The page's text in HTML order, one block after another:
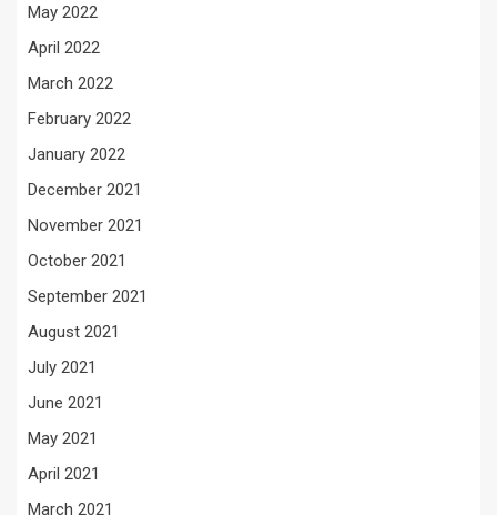
May 2022
April 2022
March 2022
February 2022
January 2022
December 2021
November 2021
October 2021
September 2021
August 2021
July 2021
June 2021
May 2021
April 2021
March 2021